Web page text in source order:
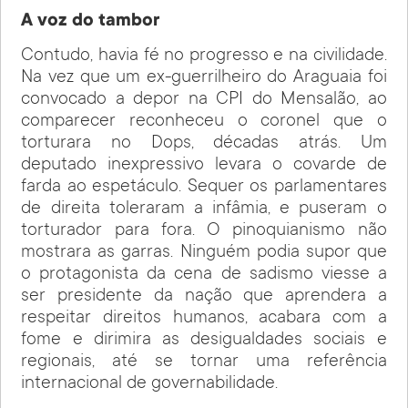
A voz do tambor
Contudo, havia fé no progresso e na civilidade.
Na vez que um ex-guerrilheiro do Araguaia foi
convocado a depor na CPI do Mensalão, ao
comparecer reconheceu o coronel que o
torturara no Dops, décadas atrás. Um
deputado inexpressivo levara o covarde de
farda ao espetáculo. Sequer os parlamentares
de direita toleraram a infâmia, e puseram o
torturador para fora. O pinoquianismo não
mostrara as garras. Ninguém podia supor que
o protagonista da cena de sadismo viesse a
ser presidente da nação que aprendera a
respeitar direitos humanos, acabara com a
fome e dirimira as desigualdades sociais e
regionais, até se tornar uma referência
internacional de governabilidade.